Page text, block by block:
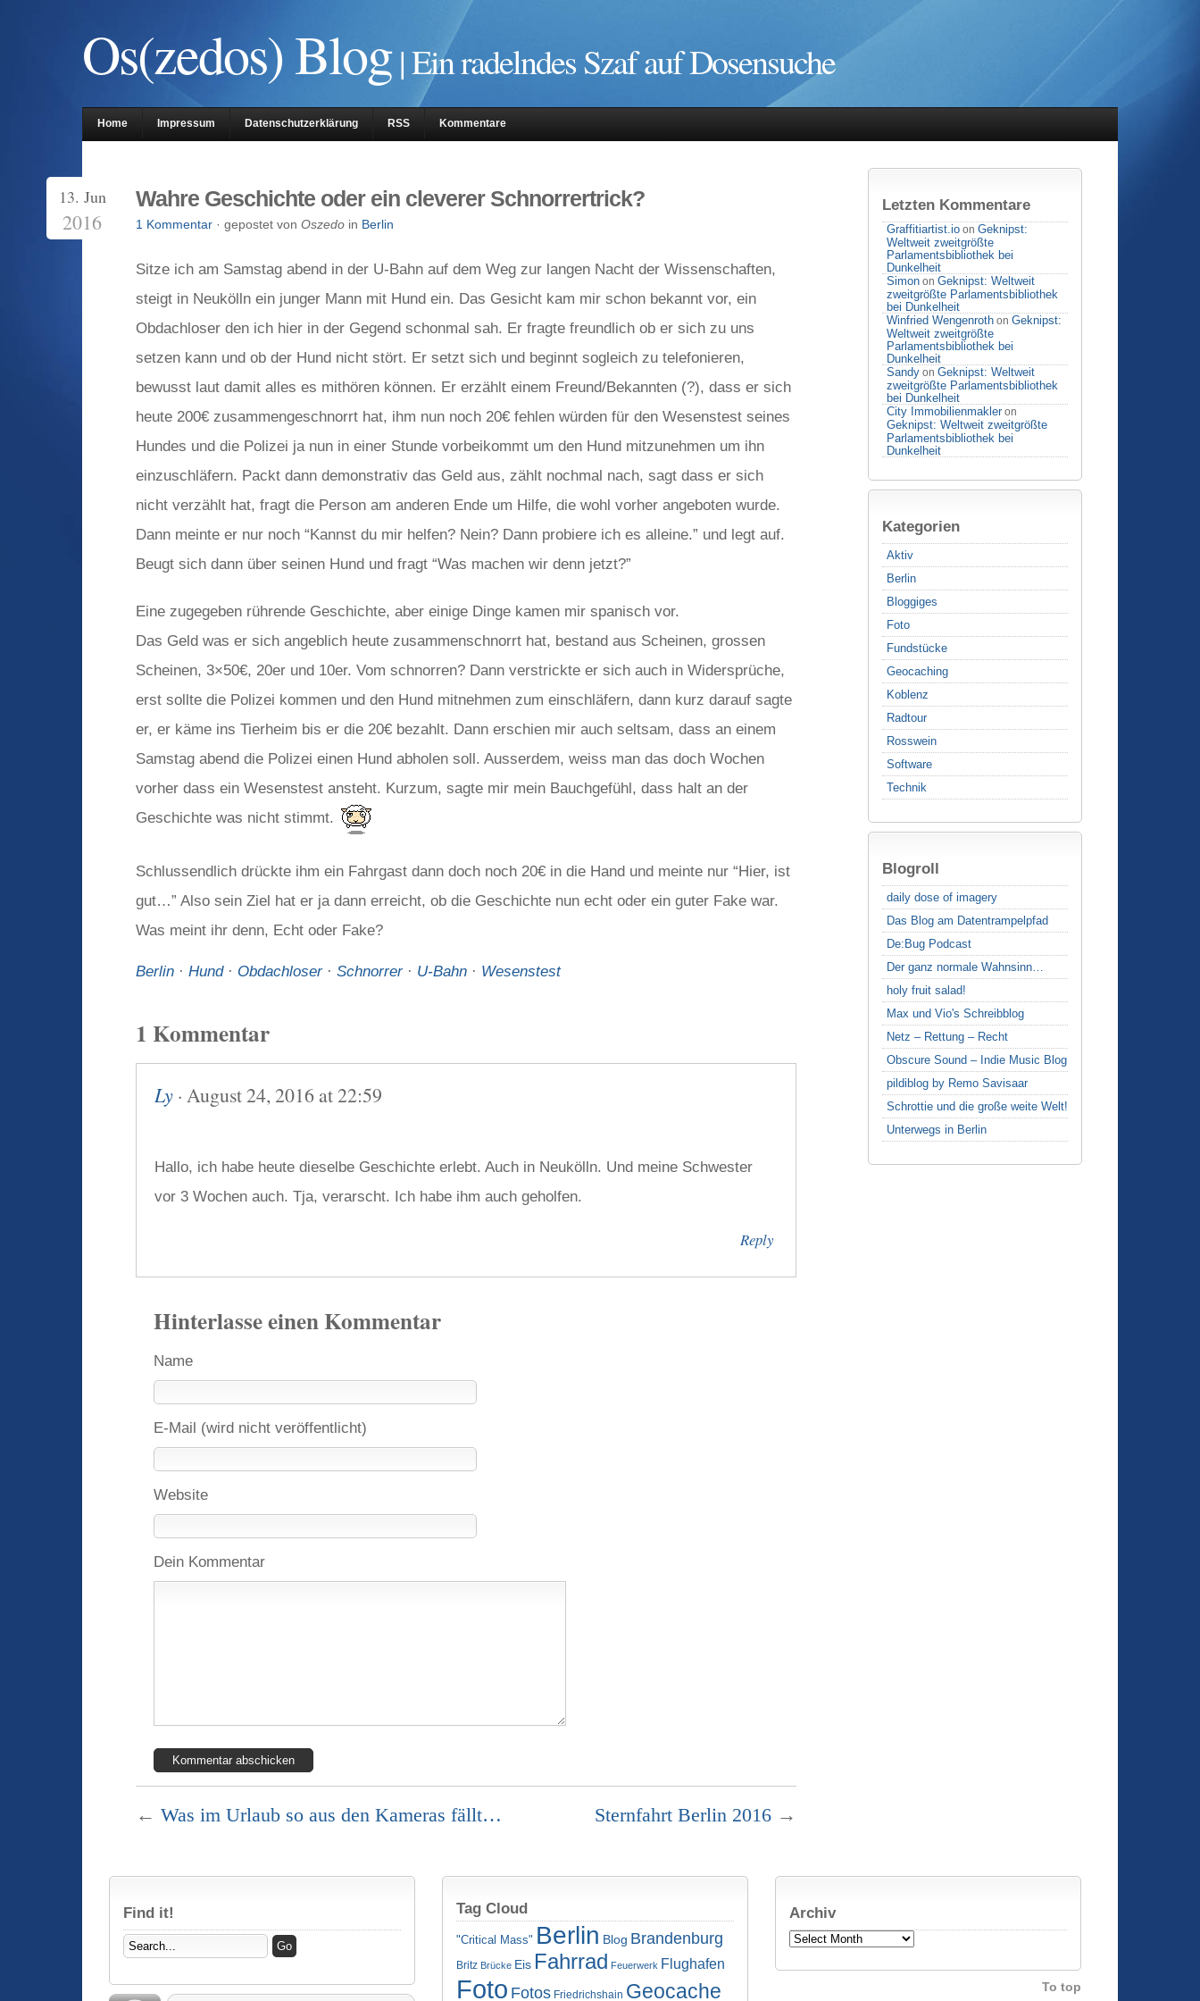
Os(zedos) Blog| Ein radelndes Szaf auf Dosensuche
Home Impressum Datenschutzerklärung RSS Kommentare
Letzten Kommentare
Graffitiartist.io on Geknipst:
Weltweit zweitgrößte
Parlamentsbibliothek bei
Dunkelheit
Simon on Geknipst: Weltweit
zweitgrößte Parlamentsbibliothek
bei Dunkelheit
Winfried Wengenroth on Geknipst:
Weltweit zweitgrößte
Parlamentsbibliothek bei
Dunkelheit
Sandy on Geknipst: Weltweit
zweitgrößte Parlamentsbibliothek
bei Dunkelheit
City Immobilienmakler on
Geknipst: Weltweit zweitgrößte
Parlamentsbibliothek bei
Dunkelheit
Kategorien
Aktiv
Berlin
Bloggiges
Foto
Fundstücke
Geocaching
Koblenz
Radtour
Rosswein
Software
Technik
Blogroll
daily dose of imagery
Das Blog am Datentrampelpfad
De:Bug Podcast
Der ganz normale Wahnsinn…
holy fruit salad!
Max und Vio's Schreibblog
Netz – Rettung – Recht
Obscure Sound – Indie Music Blog
pildiblog by Remo Savisaar
Schrottie und die große weite Welt!
Unterwegs in Berlin
13. Jun
2016
Wahre Geschichte oder ein cleverer Schnorrertrick?
1 Kommentar · gepostet von Oszedo in Berlin
Sitze ich am Samstag abend in der U-Bahn auf dem Weg zur langen Nacht der Wissenschaften,
steigt in Neukölln ein junger Mann mit Hund ein. Das Gesicht kam mir schon bekannt vor, ein
Obdachloser den ich hier in der Gegend schonmal sah. Er fragte freundlich ob er sich zu uns
setzen kann und ob der Hund nicht stört. Er setzt sich und beginnt sogleich zu telefonieren,
bewusst laut damit alles es mithören können. Er erzählt einem Freund/Bekannten (?), dass er sich
heute 200€ zusammengeschnorrt hat, ihm nun noch 20€ fehlen würden für den Wesenstest seines
Hundes und die Polizei ja nun in einer Stunde vorbeikommt um den Hund mitzunehmen um ihn
einzuschläfern. Packt dann demonstrativ das Geld aus, zählt nochmal nach, sagt dass er sich
nicht verzählt hat, fragt die Person am anderen Ende um Hilfe, die wohl vorher angeboten wurde.
Dann meinte er nur noch “Kannst du mir helfen? Nein? Dann probiere ich es alleine.” und legt auf.
Beugt sich dann über seinen Hund und fragt “Was machen wir denn jetzt?”
Eine zugegeben rührende Geschichte, aber einige Dinge kamen mir spanisch vor.
Das Geld was er sich angeblich heute zusammenschnorrt hat, bestand aus Scheinen, grossen
Scheinen, 3×50€, 20er und 10er. Vom schnorren? Dann verstrickte er sich auch in Widersprüche,
erst sollte die Polizei kommen und den Hund mitnehmen zum einschläfern, dann kurz darauf sagte
er, er käme ins Tierheim bis er die 20€ bezahlt. Dann erschien mir auch seltsam, dass an einem
Samstag abend die Polizei einen Hund abholen soll. Ausserdem, weiss man das doch Wochen
vorher dass ein Wesenstest ansteht. Kurzum, sagte mir mein Bauchgefühl, dass halt an der
Geschichte was nicht stimmt.
Schlussendlich drückte ihm ein Fahrgast dann doch noch 20€ in die Hand und meinte nur “Hier, ist
gut…” Also sein Ziel hat er ja dann erreicht, ob die Geschichte nun echt oder ein guter Fake war.
Was meint ihr denn, Echt oder Fake?
Berlin · Hund· Obdachloser· Schnorrer· U-Bahn · Wesenstest
1 Kommentar
Ly · August 24, 2016 at 22:59
Hallo, ich habe heute dieselbe Geschichte erlebt. Auch in Neukölln. Und meine Schwester
vor 3 Wochen auch. Tja, verarscht. Ich habe ihm auch geholfen.
Reply
Hinterlasse einen Kommentar
Name
E-Mail (wird nicht veröffentlicht)
Website
Dein Kommentar
← Was im Urlaub so aus den Kameras fällt… Sternfahrt Berlin 2016 →
Find it! Tag Cloud
"Critical Mass" Berlin Blog Brandenburg
Britz Brücke Eis Fahrrad Feuerwerk Flughafen
Foto Fotos Friedrichshain Geocache
Archiv
Archiv
To top